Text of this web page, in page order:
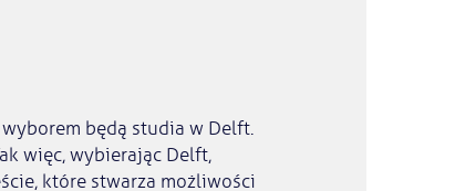
będą studia w Delft.
więc, wybierając Delft,
które stwarza możliwości